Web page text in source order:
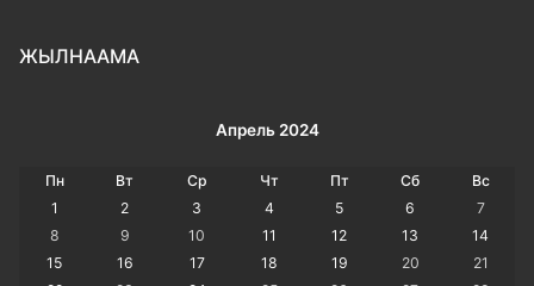
ЖЫЛНААМА
Апрель 2024
Пн Вт Ср Чт Пт Сб
Вс
1
2 3 4 5 6
7
8
9 10 11 12 13
14
15
16 17 18 19 20
21